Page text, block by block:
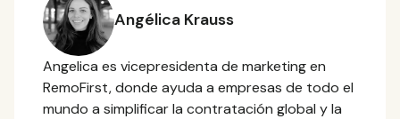
Angélica Krauss
Angelica es vicepresidenta de marketing en
RemoFirst, donde ayuda a empresas de todo el
mundo a simplificar la contratación global y la